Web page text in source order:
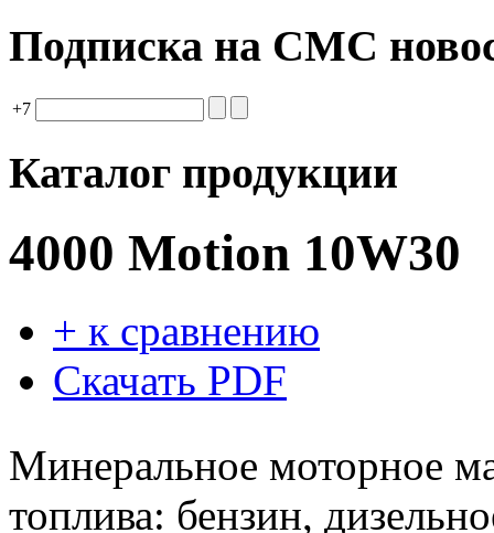
Подписка на СМС
+7
Каталог продукции
4000 Motion 10W30
+ к сравнению
Скачать PDF
Минеральное моторное
топлива: бензин,